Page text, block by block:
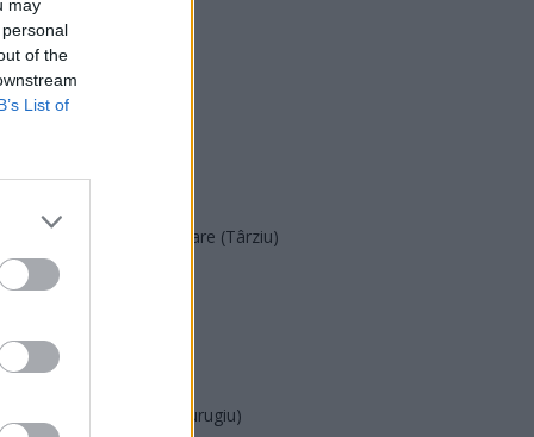
may
of the
List of
PNȚMM
REPER
SENS
Acțiunea Conservatoare (Târziu)
PDF (Lazarus)
PNȚCD (Pavelescu)
PNCR (Terheș)
Partidul Patrioților (Surugiu)